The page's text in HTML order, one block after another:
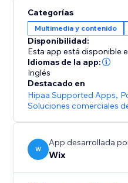
Categorías
Multimedia y contenido
Disponibilidad:
Esta app está disponible
Idiomas de la app:
Inglés
Destacado en
Hipaa Supported Apps,
Soluciones comerciales
W
App desarrollada
Wix